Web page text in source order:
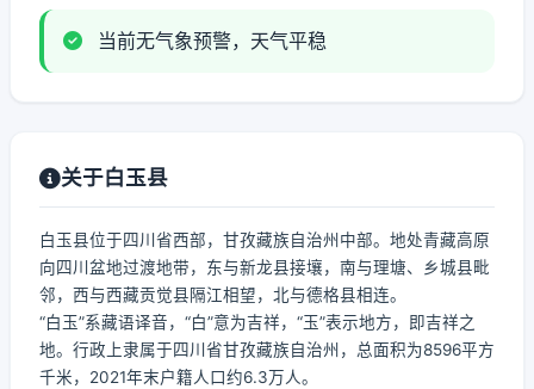
当前无气象预警，天气平稳
关于白玉县
白玉县位于四川省西部，甘孜藏族自治州中部。地处青藏高原
向四川盆地过渡地带，东与新龙县接壤，南与理塘、乡城县毗
邻，西与西藏贡觉县隔江相望，北与德格县相连。
“白玉”系藏语译音，“白”意为吉祥，“玉”表示地方，即吉祥之
地。行政上隶属于四川省甘孜藏族自治州，总面积为8596平方
千米，2021年末户籍人口约6.3万人。